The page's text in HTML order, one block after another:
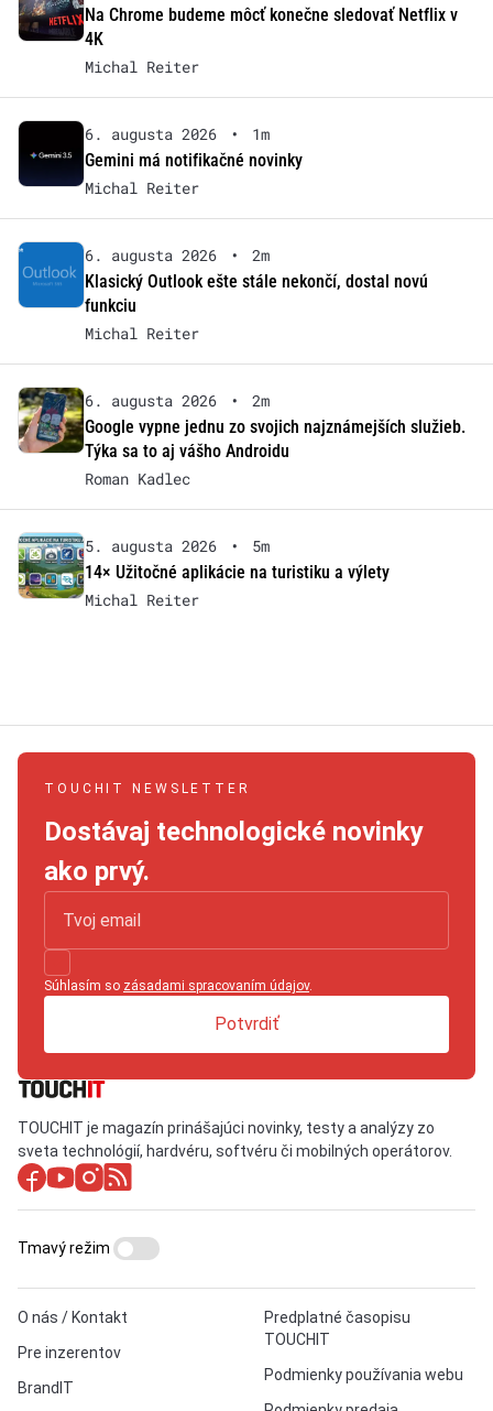
Na Chrome budeme môcť konečne sledovať Netflix v
4K
Michal Reiter
6. augusta 2026 •
1m
Gemini má notifikačné novinky
Michal Reiter
6. augusta 2026 •
2m
Klasický Outlook ešte stále nekončí, dostal novú
funkciu
Michal Reiter
6. augusta 2026 •
2m
Google vypne jednu zo svojich najznámejších služieb.
Týka sa to aj vášho Androidu
Roman Kadlec
5. augusta 2026 •
5m
14× Užitočné aplikácie na turistiku a výlety
Michal Reiter
TOUCHIT NEWSLETTER
Dostávaj technologické novinky
ako prvý.
Súhlasím so zásadami spracovaním údajov.
Potvrdiť
TOUCHIT je magazín prinášajúci novinky, testy a analýzy zo
sveta technológií, hardvéru, softvéru či mobilných operátorov.
O nás / Kontakt
Pre inzerentov
BrandIT
Predplatné časopisu
TOUCHIT
Podmienky používania webu
Tmavý režim